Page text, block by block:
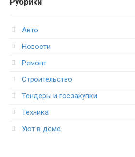
Рубрики
Авто
Новости
Ремонт
Строительство
Тендеры и госзакупки
Техника
Уют в доме